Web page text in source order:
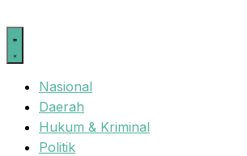
ke
isi
Nasional
Daerah
Hukum & Kriminal
Politik